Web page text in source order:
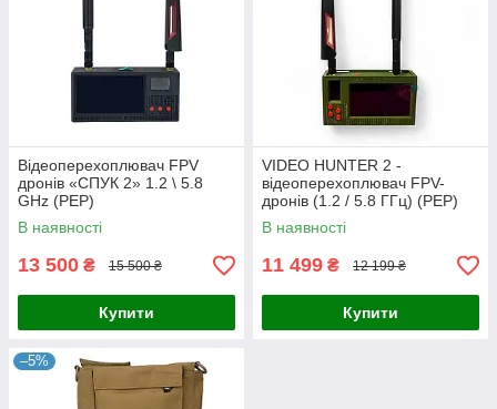
Відеоперехоплювач FPV
дронів «СПУК 2» 1.2 \ 5.8
GHz (РЕР)
В наявності
13 500 ₴ 15 500 ₴
Купити
VIDEO HUNTER 2 -
відеоперехоплювач FPV-
дронів (1.2 / 5.8 ГГц) (РЕР)
В наявності
11 499 ₴ 12 199 ₴
Купити
–5%